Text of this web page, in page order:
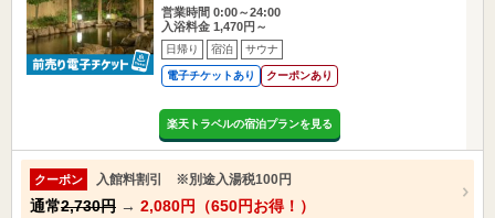
営業時間 0:00～24:00
入浴料金 1,470円～
日帰り 宿泊 サウナ
電子チケットあり クーポンあり
楽天トラベルの宿泊プランを見る
クーポン 入館料割引 ※別途入湯税100円
通常2,730円 → 2,080円（650円お得！）